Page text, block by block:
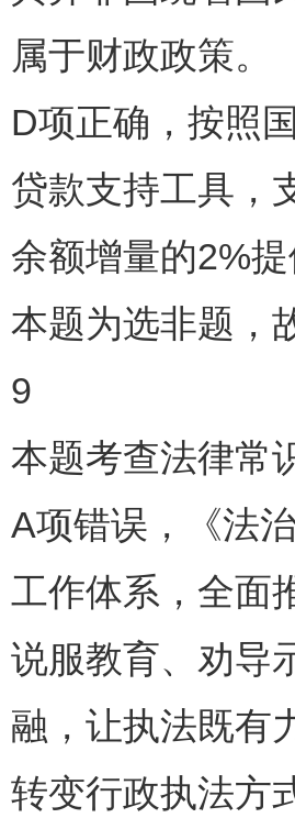
属于财政政策。
D项正确，按照
贷款支持工具，
余额增量的2%
本题为选非题，
9
本题考查法律常
A项错误，《法
工作体系，全面
说服教育、劝导
融，让执法既有
转变行政执法方